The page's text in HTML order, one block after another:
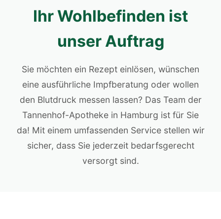
Ihr Wohlbefinden ist
unser Auftrag
Sie möchten ein Rezept einlösen, wünschen
eine ausführliche Impfberatung oder wollen
den Blutdruck messen lassen? Das Team der
Tannenhof-Apotheke in Hamburg ist für Sie
da! Mit einem umfassenden Service stellen wir
sicher, dass Sie jederzeit bedarfsgerecht
versorgt sind.